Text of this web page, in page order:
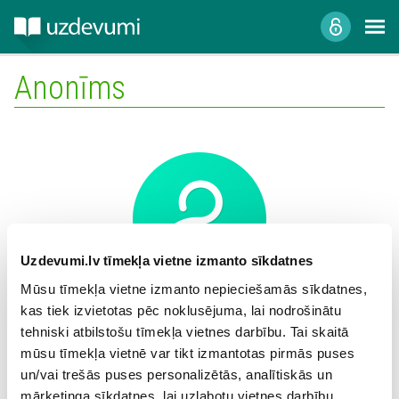
Uzdevumi.lv tīmekļa vietne izmanto sīkdatnes
Mūsu tīmekļa vietne izmanto nepieciešamās sīkdatnes,
kas tiek izvietotas pēc noklusējuma, lai nodrošinātu
tehniski atbilstošu tīmekļa vietnes darbību. Tai skaitā
mūsu tīmekļa vietnē var tikt izmantotas pirmās puses
un/vai trešās puses personalizētās, analītiskās un
mārketinga sīkdatnes, lai uzlabotu vietnes darbību,
Anonīms
Mācību iestāde: